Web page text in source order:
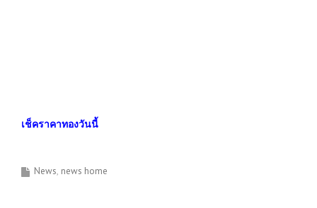
เช็คราคาทองวันนี้
News news home